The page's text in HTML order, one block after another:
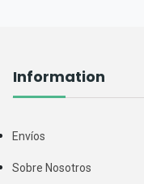
Information
Envíos
Sobre Nosotros